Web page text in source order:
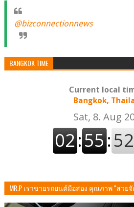
@bizconnectionnews
BANGKOK TIME
Current local
Bangkok,
MR.P เราขายรถยนต์มือสอง คุณภาพ "สวย